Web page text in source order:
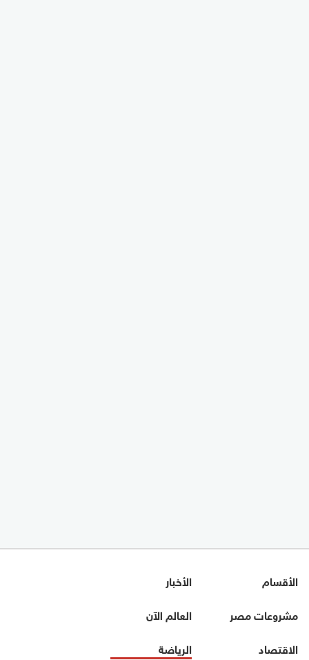
الأقسام
الأخبار
مشروعات مصر
العالم الآن
الاقتصاد
الرياضة